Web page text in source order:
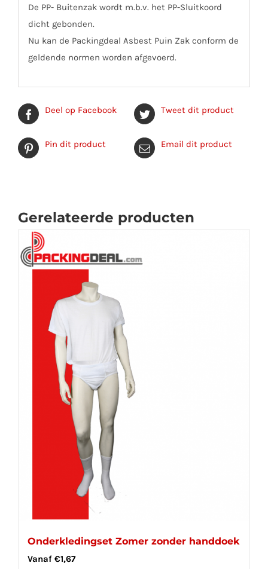
De PP- Buitenzak wordt m.b.v. het PP-Sluitkoord
dicht gebonden.
Nu kan de Packingdeal Asbest Puin Zak conform de
geldende normen worden afgevoerd.
Deel op Facebook Tweet dit product
Pin dit product Email dit product
Gerelateerde producten
Onderkledingset Zomer zonder handdoek
Vanaf €1,67